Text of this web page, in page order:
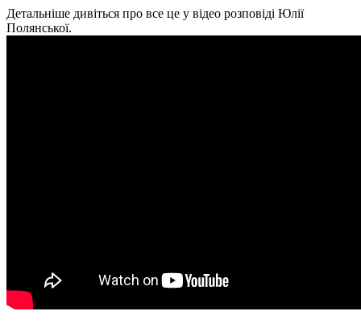
Детальніше дивіться про все це у відео розповіді Юлії
Полянської.